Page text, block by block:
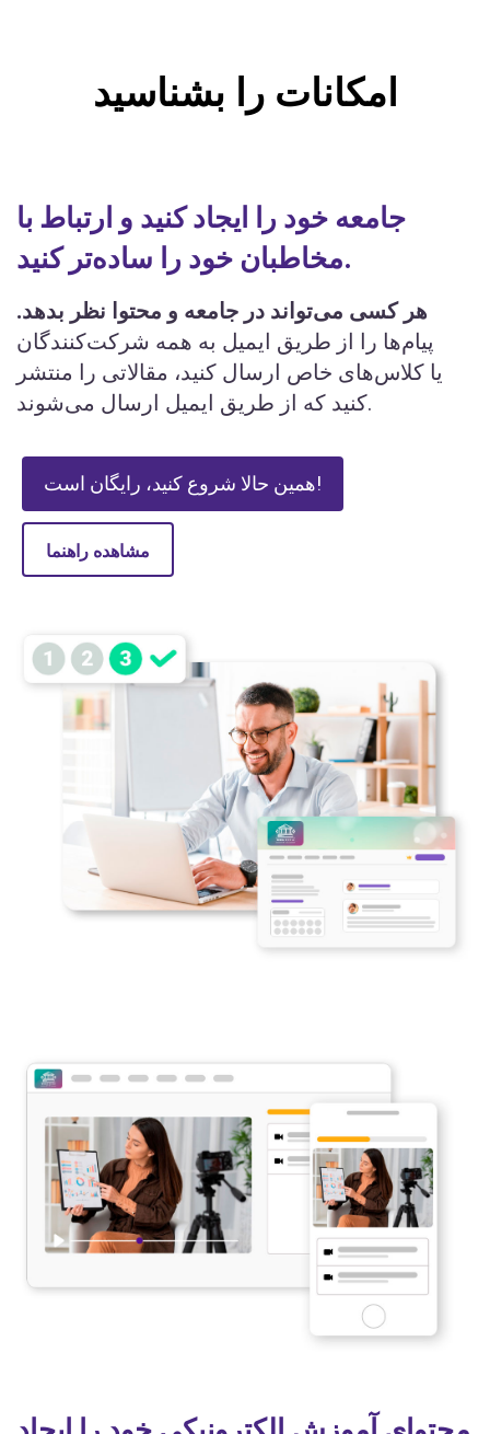
امکانات را بشناسید
جامعه خود را ایجاد کنید و ارتباط با
مخاطبان خود را ساده‌تر کنید.
هر کسی می‌تواند در جامعه و محتوا نظر بدهد.
پیام‌ها را از طریق ایمیل به همه شرکت‌کنندگان
یا کلاس‌های خاص ارسال کنید، مقالاتی را منتشر
کنید که از طریق ایمیل ارسال می‌شوند.
همین حالا شروع کنید، رایگان است!
مشاهده راهنما